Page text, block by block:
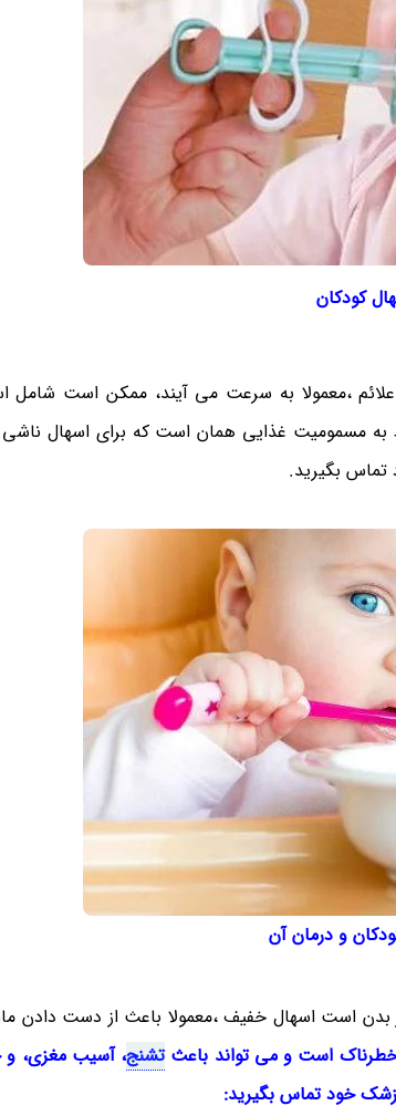
کودکان
،معمولا به سرعت می آیند، ممکن است شامل
درمان اسهال، مربوط به مسمومیت غذایی همان است که برای اسهال
تماس بگیرید.
و درمان آن
بدن است اسهال خفیف ،معمولا باعث از دست دادن
است و می تواند باعثتشنج، آسیب مغزی،
پزشک خود تماس بگیرید: